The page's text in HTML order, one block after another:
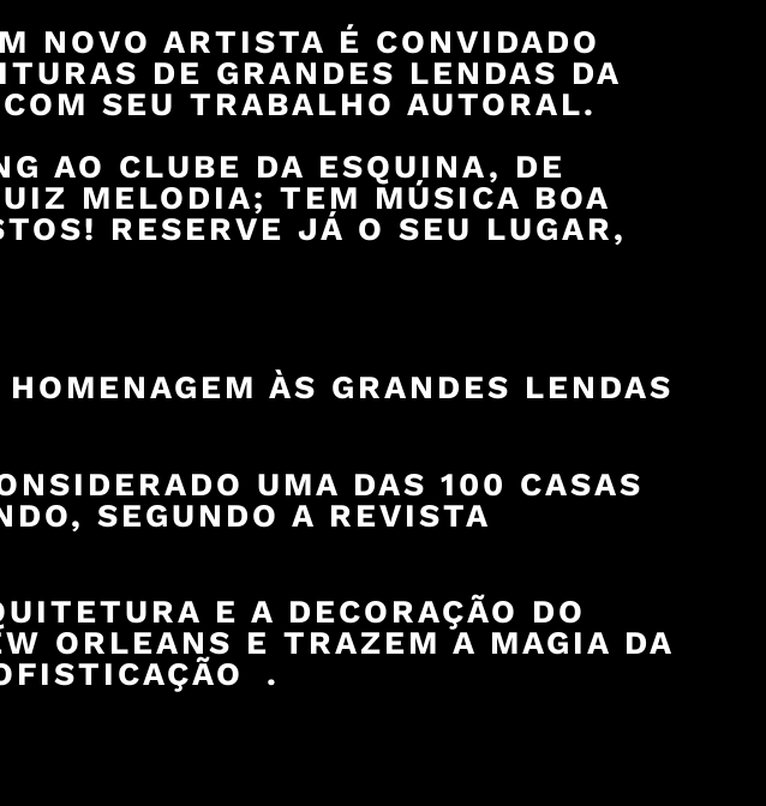
NOVO ARTISTA É CONVIDADO
DE GRANDES LENDAS DA
SEU TRABALHO AUTORAL.
AO CLUBE DA ESQUINA, DE
MELODIA; TEM MÚSICA BOA
RESERVE JÁ O SEU LUGAR,
ÀS GRANDES LENDAS
UMA DAS 100 CASAS
SEGUNDO A REVISTA
E A DECORAÇÃO DO
ORLEANS E TRAZEM A MAGIA DA
.